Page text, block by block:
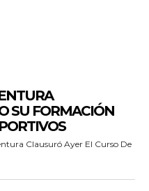
SU FORMACIÓN
Clausuró Ayer El Curso De